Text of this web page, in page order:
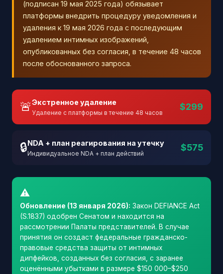
(подписан 19 мая 2025 года) обязывает
платформы внедрить процедуру уведомления и
удаления к 19 мая 2026 года с последующим
удалением интимных изображений,
опубликованных без согласия, в течение 48 часов
после обоснованного запроса.
🚨Экстренное удаление
Удаление с платформы в течение 48 часов
$299
🔒NDA + план реагирования на утечку
Индивидуальное NDA + план действий
$575
⚠
Обновление (13 января 2026): Закон DEFIANCE Act
(S.1837) одобрен Сенатом и находится на
рассмотрении Палаты представителей. В случае
принятия он создаст федеральные гражданско-
правовые средства защиты от интимных
дипфейков, созданных без согласия, с заранее
оценёнными убытками в размере $150 000–$250